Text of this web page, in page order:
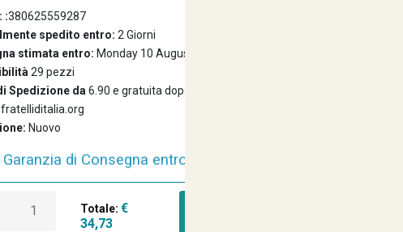
:380625559287
spedito entro: 2 Giorni
stimata entro: Monday 10 August 2026
29 pezzi
Spedizione da 6.90 e gratuita dopo i 99 euro
fratelliditalia.org
Nuovo
Garanzia di Consegna entro 24/48 Ore Lavorative
Assistenza Amichevole e Cortese Sempre a tua
Totale:€
34,73